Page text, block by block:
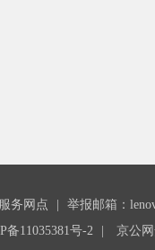
服务网点
举报邮箱：
备11035381号-2 京公